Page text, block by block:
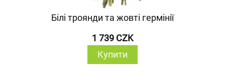
Білі троянди та жовті гермінії
1 739 CZK
Купити